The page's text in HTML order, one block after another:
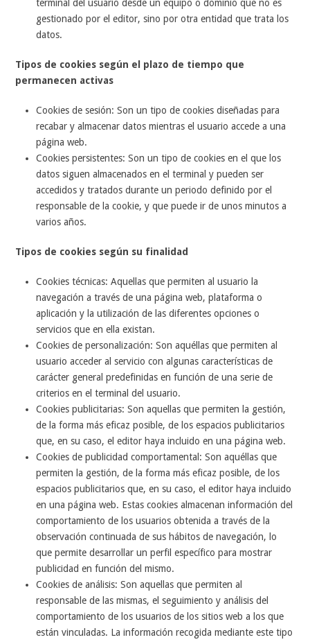
terminal del usuario desde un equipo o dominio que no es
gestionado por el editor, sino por otra entidad que trata los
datos.
Tipos de cookies según el plazo de tiempo que
permanecen activas
Cookies de sesión: Son un tipo de cookies diseñadas para
recabar y almacenar datos mientras el usuario accede a una
página web.
Cookies persistentes: Son un tipo de cookies en el que los
datos siguen almacenados en el terminal y pueden ser
accedidos y tratados durante un periodo definido por el
responsable de la cookie, y que puede ir de unos minutos a
varios años.
Tipos de cookies según su finalidad
Cookies técnicas: Aquellas que permiten al usuario la
navegación a través de una página web, plataforma o
aplicación y la utilización de las diferentes opciones o
servicios que en ella existan.
Cookies de personalización: Son aquéllas que permiten al
usuario acceder al servicio con algunas características de
carácter general predefinidas en función de una serie de
criterios en el terminal del usuario.
Cookies publicitarias: Son aquellas que permiten la gestión,
de la forma más eficaz posible, de los espacios publicitarios
que, en su caso, el editor haya incluido en una página web.
Cookies de publicidad comportamental: Son aquéllas que
permiten la gestión, de la forma más eficaz posible, de los
espacios publicitarios que, en su caso, el editor haya incluido
en una página web. Estas cookies almacenan información del
comportamiento de los usuarios obtenida a través de la
observación continuada de sus hábitos de navegación, lo
que permite desarrollar un perfil específico para mostrar
publicidad en función del mismo.
Cookies de análisis: Son aquellas que permiten al
responsable de las mismas, el seguimiento y análisis del
comportamiento de los usuarios de los sitios web a los que
están vinculadas. La información recogida mediante este tipo